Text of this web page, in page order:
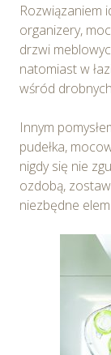
Rozwiązaniem
organizery,
drzwi
natomiast w
wśród
Innym
pudełka,
nigdy się nie
ozdobą,
niezbędne